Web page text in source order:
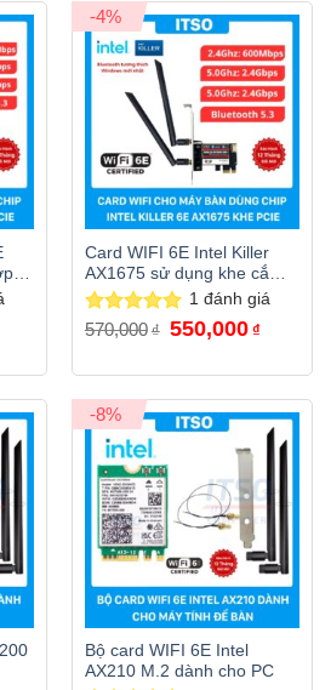
-4%
Card WIFI 6E Intel Killer
AX1675 sử dụng khe cắm
PCI
Được xếp
1 đánh giá
570,000 ₫
Giá
gốc
570,000₫.
550,000 ₫Giá
hiện
là:
-8%
Bộ card WIFI 6E Intel
AX210 M.2 dành cho PC